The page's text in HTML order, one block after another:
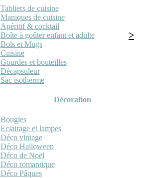
Tabliers de cuisine
Maniques de cuisine
Apéritif & cocktail
Boîte à goûter enfant et adulte
Bols et Mugs
Cuisine
Gourdes et bouteilles
Décapsuleur
Sac isotherme
Décoration
Bougies
Eclairage et lampes
Déco vintage
Déco Halloween
Déco de Noël
Déco romantique
Déco Pâques